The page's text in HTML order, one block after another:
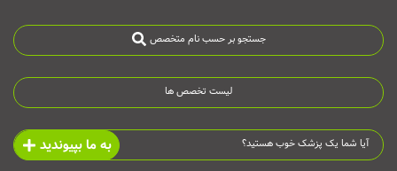
جستجو بر حسب نام متخصص
لیست تخصص ها
آیا شما یک پزشک خوب هستید؟ به ما بپیوندید